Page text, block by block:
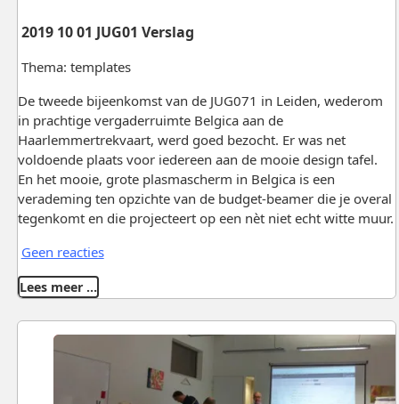
2019 10 01 JUG01 Verslag
Thema: templates
De tweede bijeenkomst van de JUG071 in Leiden, wederom
in prachtige vergaderruimte Belgica aan de
Haarlemmertrekvaart, werd goed bezocht. Er was net
voldoende plaats voor iedereen aan de mooie design tafel.
En het mooie, grote plasmascherm in Belgica is een
verademing ten opzichte van de budget-beamer die je overal
tegenkomt en die projecteert op een nèt niet echt witte muur.
Geen reacties
Lees meer …